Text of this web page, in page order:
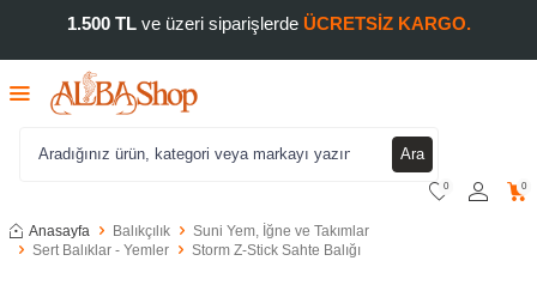
1.500 TLve üzeri siparişlerde ÜCRETSİZ KARGO.
Ara
0 0
Anasayfa Balıkçılık
Suni Yem, İğne ve Takımlar
Sert Balıklar - Yemler
Storm Z-Stick Sahte Balığı